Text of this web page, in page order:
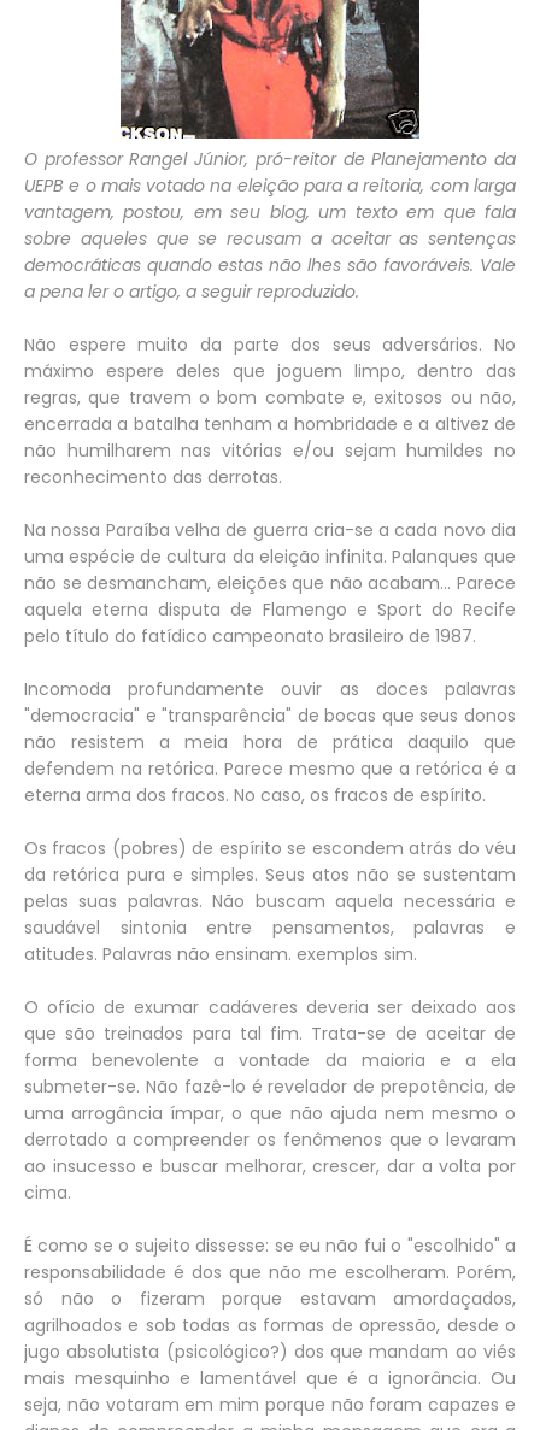
O professor Rangel Júnior, pró-reitor de Planejamento da
UEPB e o mais votado na eleição para a reitoria, com larga
vantagem, postou, em seu blog, um texto em que fala
sobre aqueles que se recusam a aceitar as sentenças
democráticas quando estas não lhes são favoráveis. Vale
a pena ler o artigo, a seguir reproduzido.
Não espere muito da parte dos seus adversários. No
máximo espere deles que joguem limpo, dentro das
regras, que travem o bom combate e, exitosos ou não,
encerrada a batalha tenham a hombridade e a altivez de
não humilharem nas vitórias e/ou sejam humildes no
reconhecimento das derrotas.
Na nossa Paraíba velha de guerra cria-se a cada novo dia
uma espécie de cultura da eleição infinita. Palanques que
não se desmancham, eleições que não acabam... Parece
aquela eterna disputa de Flamengo e Sport do Recife
pelo título do fatídico campeonato brasileiro de 1987.
Incomoda profundamente ouvir as doces palavras
"democracia" e "transparência" de bocas que seus donos
não resistem a meia hora de prática daquilo que
defendem na retórica. Parece mesmo que a retórica é a
eterna arma dos fracos. No caso, os fracos de espírito.
Os fracos (pobres) de espírito se escondem atrás do véu
da retórica pura e simples. Seus atos não se sustentam
pelas suas palavras. Não buscam aquela necessária e
saudável sintonia entre pensamentos, palavras e
atitudes. Palavras não ensinam. exemplos sim.
O ofício de exumar cadáveres deveria ser deixado aos
que são treinados para tal fim. Trata-se de aceitar de
forma benevolente a vontade da maioria e a ela
submeter-se. Não fazê-lo é revelador de prepotência, de
uma arrogância ímpar, o que não ajuda nem mesmo o
derrotado a compreender os fenômenos que o levaram
ao insucesso e buscar melhorar, crescer, dar a volta por
cima.
É como se o sujeito dissesse: se eu não fui o "escolhido" a
responsabilidade é dos que não me escolheram. Porém,
só não o fizeram porque estavam amordaçados,
agrilhoados e sob todas as formas de opressão, desde o
jugo absolutista (psicológico?) dos que mandam ao viés
mais mesquinho e lamentável que é a ignorância. Ou
seja, não votaram em mim porque não foram capazes e